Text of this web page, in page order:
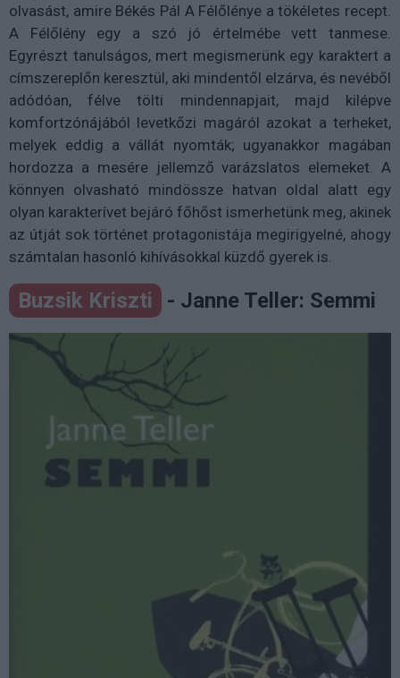
olvasást, amire Békés Pál A Félőlénye a tökéletes recept.
A Félőlény egy a szó jó értelmébe vett tanmese.
Egyrészt tanulságos, mert megismerünk egy karaktert a
címszereplőn keresztül, aki mindentől elzárva, és nevéből
adódóan, félve tölti mindennapjait, majd kilépve
komfortzónájából levetkőzi magáról azokat a terheket,
melyek eddig a vállát nyomták; ugyanakkor magában
hordozza a mesére jellemző varázslatos elemeket. A
könnyen olvasható mindössze hatvan oldal alatt egy
olyan karakterívet bejáró főhőst ismerhetünk meg, akinek
az útját sok történet protagonistája megirigyelné, ahogy
számtalan hasonló kihívásokkal küzdő gyerek is.
Buzsik Kriszti - Janne Teller: Semmi